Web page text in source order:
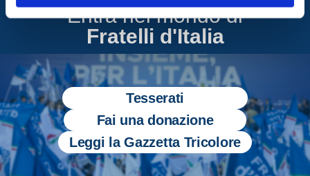
Entra nel mondo di
Fratelli d'Italia
Tesserati
Fai una donazione
Leggi la Gazzetta Tricolore